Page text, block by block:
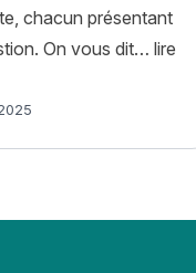
chacun présentant
On vous dit…lire